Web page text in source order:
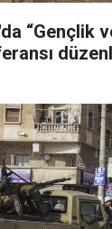
“Gençlik